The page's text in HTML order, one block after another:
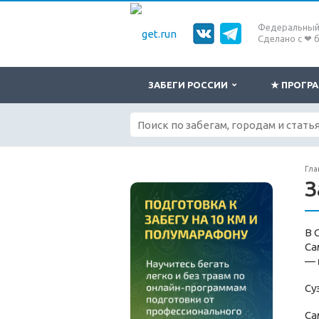
Сделано с ❤
ЗАБЕГИ РОССИИ ★
В
—